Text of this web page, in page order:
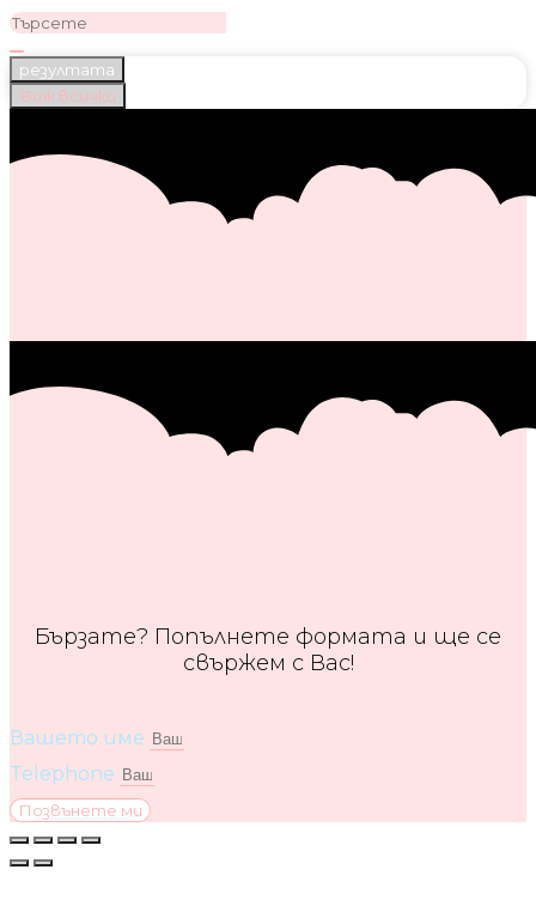
резултата
Виж всички
Бързате? Попълнете формата и ще се
свържем с Вас!
Вашето име
Telephone
Позвънете ми